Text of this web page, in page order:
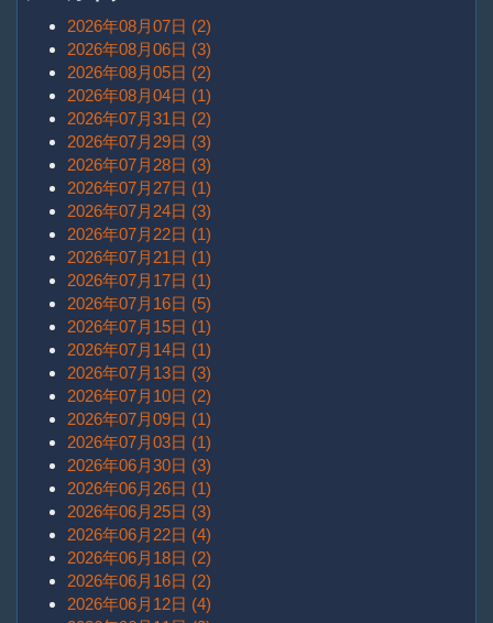
2026年08月07日 (2)
2026年08月06日 (3)
2026年08月05日 (2)
2026年08月04日 (1)
2026年07月31日 (2)
2026年07月29日 (3)
2026年07月28日 (3)
2026年07月27日 (1)
2026年07月24日 (3)
2026年07月22日 (1)
2026年07月21日 (1)
2026年07月17日 (1)
2026年07月16日 (5)
2026年07月15日 (1)
2026年07月14日 (1)
2026年07月13日 (3)
2026年07月10日 (2)
2026年07月09日 (1)
2026年07月03日 (1)
2026年06月30日 (3)
2026年06月26日 (1)
2026年06月25日 (3)
2026年06月22日 (4)
2026年06月18日 (2)
2026年06月16日 (2)
2026年06月12日 (4)